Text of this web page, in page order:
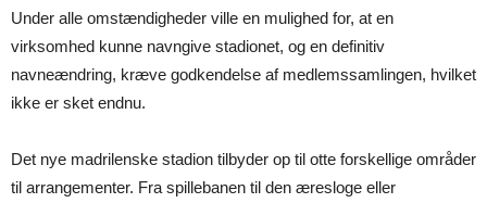
Under alle omstændigheder ville en mulighed for, at en
virksomhed kunne navngive stadionet, og en definitiv
navneændring, kræve godkendelse af medlemssamlingen, hvilket
ikke er sket endnu.
Det nye madrilenske stadion tilbyder op til otte forskellige områder
til arrangementer. Fra spillebanen til den æresloge eller